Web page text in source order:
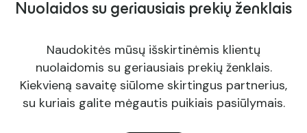
Nuolaidos su geriausiais prekių ženklais
Naudokitės mūsų išskirtinėmis klientų
nuolaidomis su geriausiais prekių ženklais.
Kiekvieną savaitę siūlome skirtingus partnerius,
su kuriais galite mėgautis puikiais pasiūlymais.